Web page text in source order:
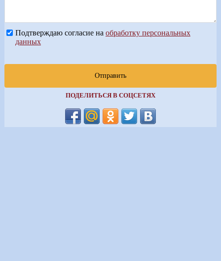
Подтверждаю согласие на обработку персональных
данных
Отправить
ПОДЕЛИТЬСЯ В СОЦСЕТЯХ